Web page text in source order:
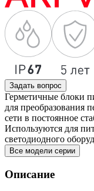
Задать вопрос
Герметичные блоки
для преобразования
сети в постоянное
Используются для
светодиодного
Все модели серии
Описание